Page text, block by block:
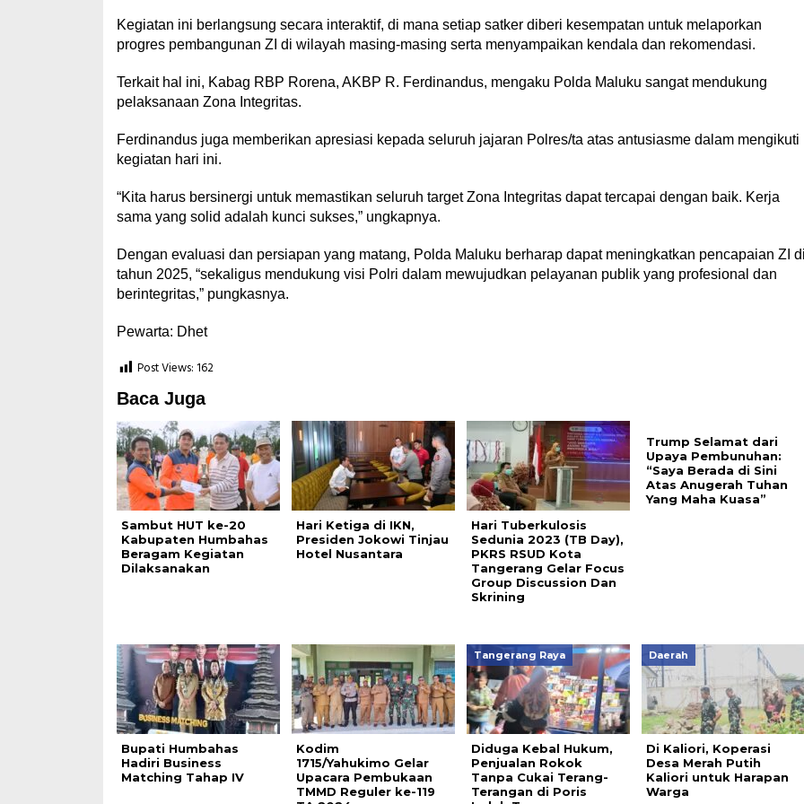
Kegiatan ini berlangsung secara interaktif, di mana setiap satker diberi kesempatan untuk melaporkan
progres pembangunan ZI di wilayah masing-masing serta menyampaikan kendala dan rekomendasi.
Terkait hal ini, Kabag RBP Rorena, AKBP R. Ferdinandus, mengaku Polda Maluku sangat mendukung
pelaksanaan Zona Integritas.
Ferdinandus juga memberikan apresiasi kepada seluruh jajaran Polres/ta atas antusiasme dalam mengikuti
kegiatan hari ini.
“Kita harus bersinergi untuk memastikan seluruh target Zona Integritas dapat tercapai dengan baik. Kerja
sama yang solid adalah kunci sukses,” ungkapnya.
Dengan evaluasi dan persiapan yang matang, Polda Maluku berharap dapat meningkatkan pencapaian ZI
tahun 2025, “sekaligus mendukung visi Polri dalam mewujudkan pelayanan publik yang profesional dan
berintegritas,” pungkasnya.
Pewarta: Dhet
Post Views: 162
Baca Juga
Sambut HUT ke-20
Kabupaten Humbahas
Beragam Kegiatan
Dilaksanakan
Hari Ketiga di IKN,
Presiden Jokowi Tinjau
Hotel Nusantara
Hari Tuberkulosis
Sedunia 2023 (TB Day),
PKRS RSUD Kota
Tangerang Gelar Focus
Group Discussion Dan
Skrining
Trump Selamat dari
Upaya Pembunuhan:
“Saya Berada di Sini
Atas Anugerah Tuhan
Yang Maha Kuasa”
Bupati Humbahas
Hadiri Business
Matching Tahap IV
Kodim
1715/Yahukimo Gelar
Upacara Pembukaan
TMMD Reguler ke-119
Tangerang Raya
Diduga Kebal Hukum,
Penjualan Rokok
Tanpa Cukai Terang-
Terangan di Poris
Daerah
‎Di Kaliori, Koperasi
Desa Merah Putih
Kaliori untuk Harapan
Warga